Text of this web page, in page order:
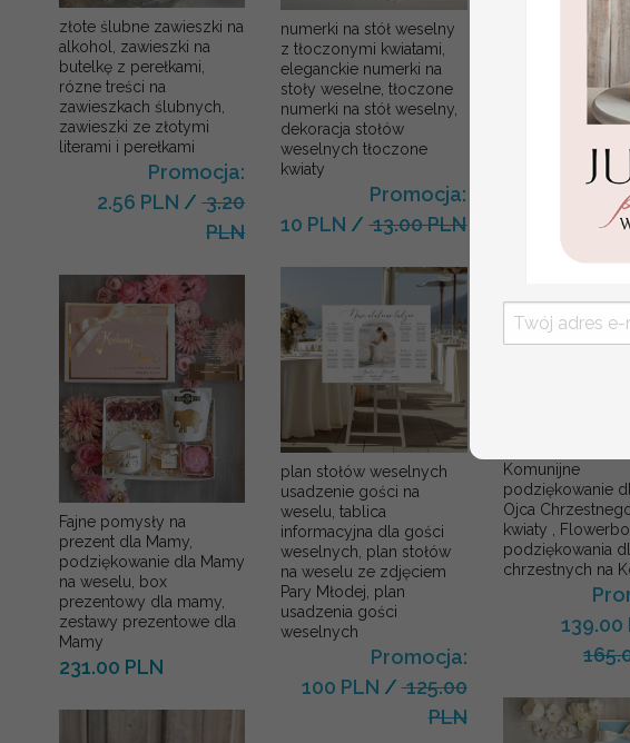
złote ślubne zawieszki na
alkohol, zawieszki na
butelkę z perełkami,
rózne treści na
zawieszkach ślubnych,
zawieszki ze złotymi
literami i perełkami
Promocja:
2.56 PLN /3.20
PLN
Fajne pomysły na
prezent dla Mamy,
podziękowanie dla Mamy
na weselu, box
prezentowy dla mamy,
zestawy prezentowe dla
Mamy
231.00 PLN
numerki na stół weselny
z tłoczonymi kwiatami,
eleganckie numerki na
stoły weselne, tłoczone
numerki na stół weselny,
dekoracja stołów
weselnych tłoczone
kwiaty
Promocja:
10 PLN /13.00 PLN
plan stołów weselnych
usadzenie gości na
weselu, tablica
informacyjna dla gości
weselnych, plan stołów
na weselu ze zdjęciem
Pary Młodej, plan
usadzenia gości
weselnych
Promocja:
100 PLN /125.00
PLN
Statuetka
Pierwszej
personalizowana
Pamiątka
opakowanie na
Komunijne
podziękowanie
Ojca
kwiaty ,
podziękowania
chrzestnych na
139.00